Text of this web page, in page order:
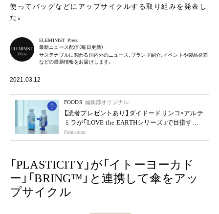
使ってバッグなどにアップサイクルする取り組みを発表し
た。
ELEMINIST Press
最新ニュース配信（毎日更新）
サステナブルに関わる国内外のニュース、ブランド紹介、イベントや製品発売
などの最新情報をお届けします。
2021.03.12
FOODS 編集部オリジナル
【読者プレゼントあり】ダイドードリンコ×アルテ
ミラが「LOVE the EARTHシリーズ」で目指す未
来
Promotion
「PLASTICITY」が「イトーヨーカド
ー」「BRING™」と連携して傘をアッ
プサイクル